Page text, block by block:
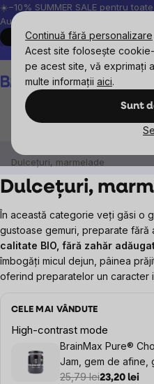
Continuă fără personalizare
Acest site folosește
pe acest site, vă exprimați
multe informații aici.
Sunt
Treci
la
conținut
☀️−10% SUMMER SALE pentru
August, 2026.
Peste 200.000 de recenzii
Dulcețuri, marmelade
Dulcețuri,
În această categorie veți găsi o
gustoase gemuri, preparate fără
calitate BIO, fără zahăr
îmbogăți micul dejun, pâinea
oferind preparatelor un caracter
CELE MAI VÂNDUTE
High-contrast mode
BrainMax Pure®
Jam, gem de afine,
afine, BIO, 260g
25,79 lei23,20 lei